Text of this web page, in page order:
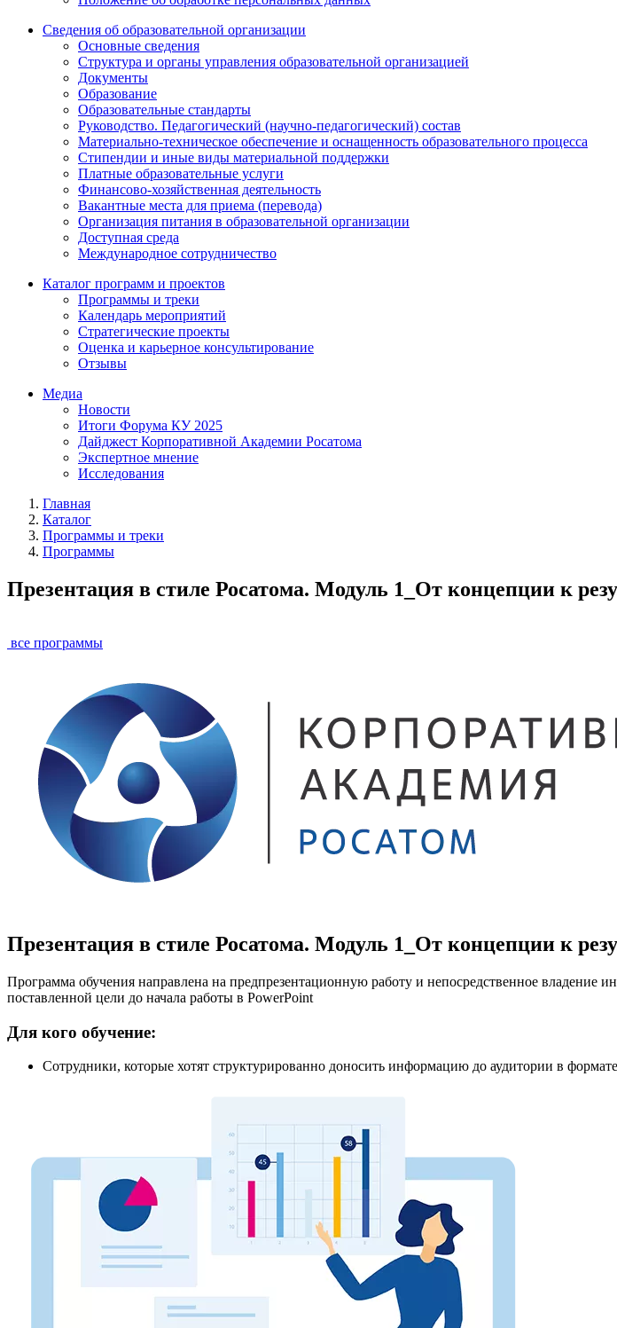
Сведения об образовательной организации
Основные сведения
Структура и органы управления образовательной организацией
Документы
Образование
Образовательные стандарты
Руководство. Педагогический (научно-педагогический) состав
Материально-техническое обеспечение и оснащенность образовательного процесса
Стипендии и иные виды материальной поддержки
Платные образовательные услуги
Финансово-хозяйственная деятельность
Вакантные места для приема (перевода)
Организация питания в образовательной организации
Доступная среда
Международное сотрудничество
Каталог программ и проектов
Программы и треки
Календарь мероприятий
Стратегические проекты
Оценка и карьерное консультирование
Отзывы
Медиа
Новости
Итоги Форума КУ 2025
Дайджест Корпоративной Академии Росатома
Экспертное мнение
Исследования
Главная
Каталог
Программы и треки
Программы
Презентация в стиле Росатома. Модуль 1_От концепции к
все программы
Презентация в стиле Росатома. Модуль 1_От концепции к
Программа обучения направлена на предпрезентационную работу и непосредственное владение
поставленной цели до начала работы в PowerPoint
Для кого обучение:
Сотрудники, которые хотят структурированно доносить информацию до аудитории в